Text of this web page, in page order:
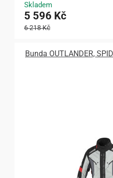
Skladem
5 596 Kč
6 218 Kč
Bunda OUTLANDER,